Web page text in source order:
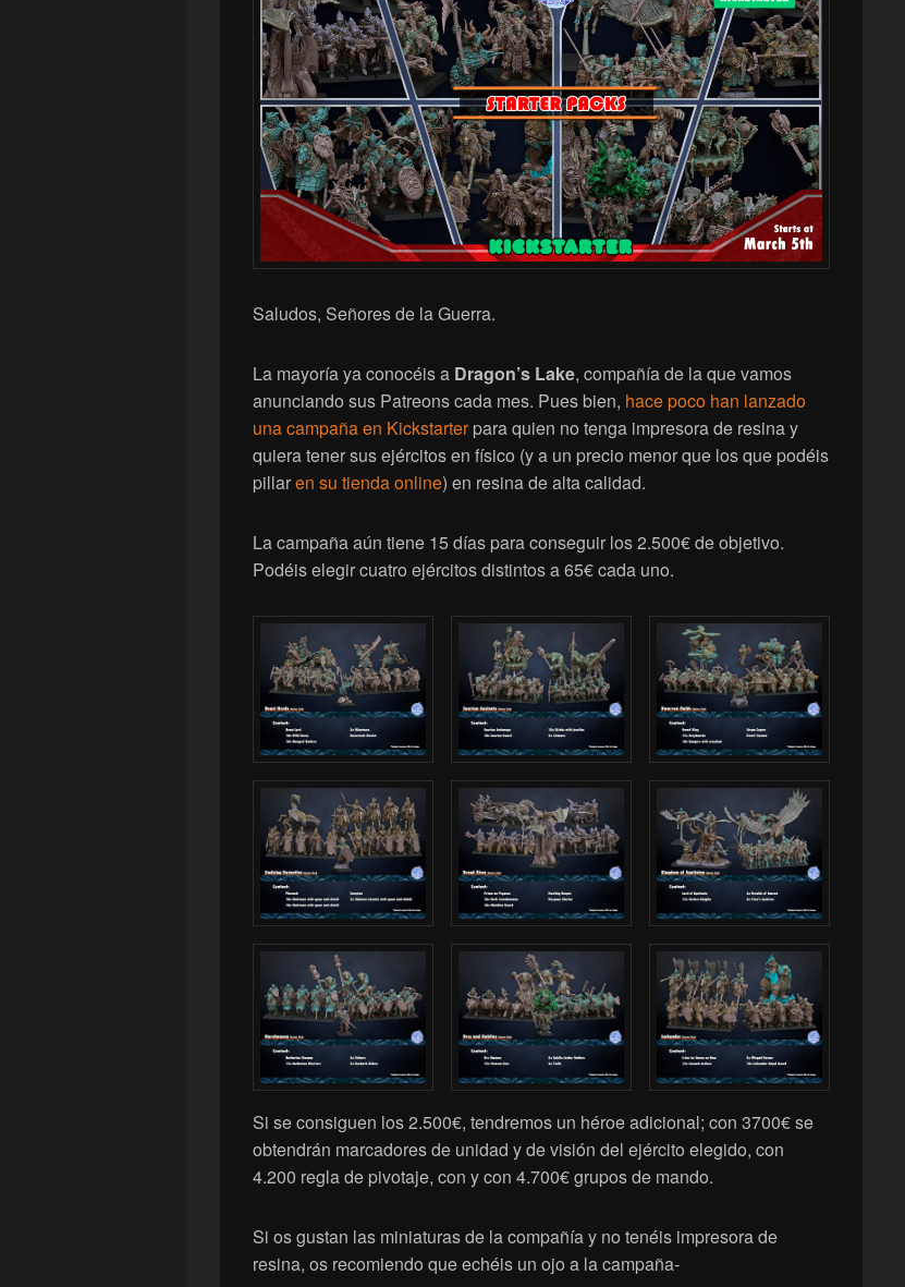
Saludos, Señores de la Guerra.
La mayoría ya conocéis a Dragon’s Lake, compañía de la que vamos
anunciando sus Patreons cada mes. Pues bien, hace poco han lanzado
una campaña en Kickstarterpara quien no tenga impresora de resina y
quiera tener sus ejércitos en físico (y a un precio menor que los que podéis
pillaren su tienda online) en resina de alta calidad.
La campaña aún tiene 15 días para conseguir los 2.500€ de objetivo.
Podéis elegir cuatro ejércitos distintos a 65€ cada uno.
Si se consiguen los 2.500€, tendremos un héroe adicional; con 3700€ se
obtendrán marcadores de unidad y de visión del ejército elegido, con
4.200 regla de pivotaje, con y con 4.700€ grupos de mando.
Si os gustan las miniaturas de la compañía y no tenéis impresora de
resina, os recomiendo que echéis un ojo a la campaña-